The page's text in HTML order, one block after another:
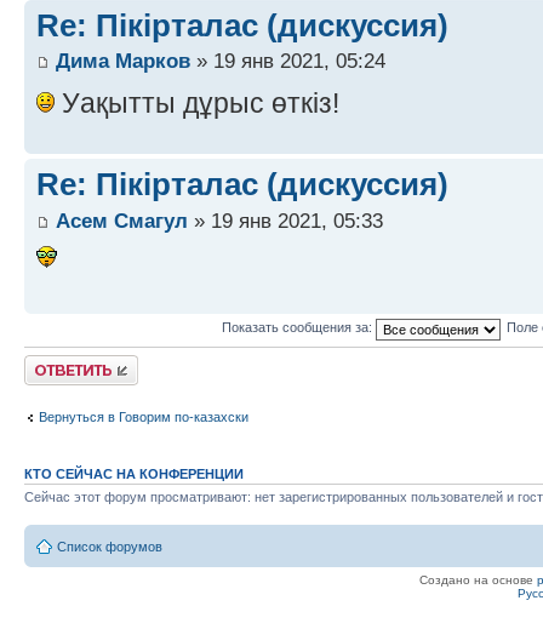
Re: Пікірталас (дискуссия)
Дима Марков » 19 янв 2021, 05:24
Уақытты дұрыс өткіз!
Re: Пікірталас (дискуссия)
Асем Смагул » 19 янв 2021, 05:33
Показать сообщения за: Поле
Ответить
Вернуться в Говорим по-казахски
КТО СЕЙЧАС НА КОНФЕРЕНЦИИ
Сейчас этот форум просматривают: нет зарегистрированных пользователей и
Список форумов
Создано на основе